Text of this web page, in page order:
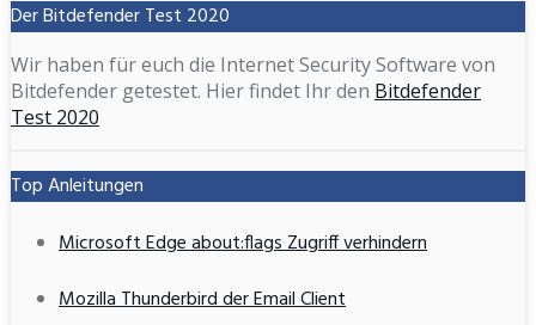
Der Bitdefender Test 2020
Wir haben für euch die Internet Security Software von
Bitdefender getestet. Hier findet Ihr den Bitdefender
Test 2020
Top Anleitungen
Microsoft Edge about:flags Zugriff verhindern
Mozilla Thunderbird der Email Client